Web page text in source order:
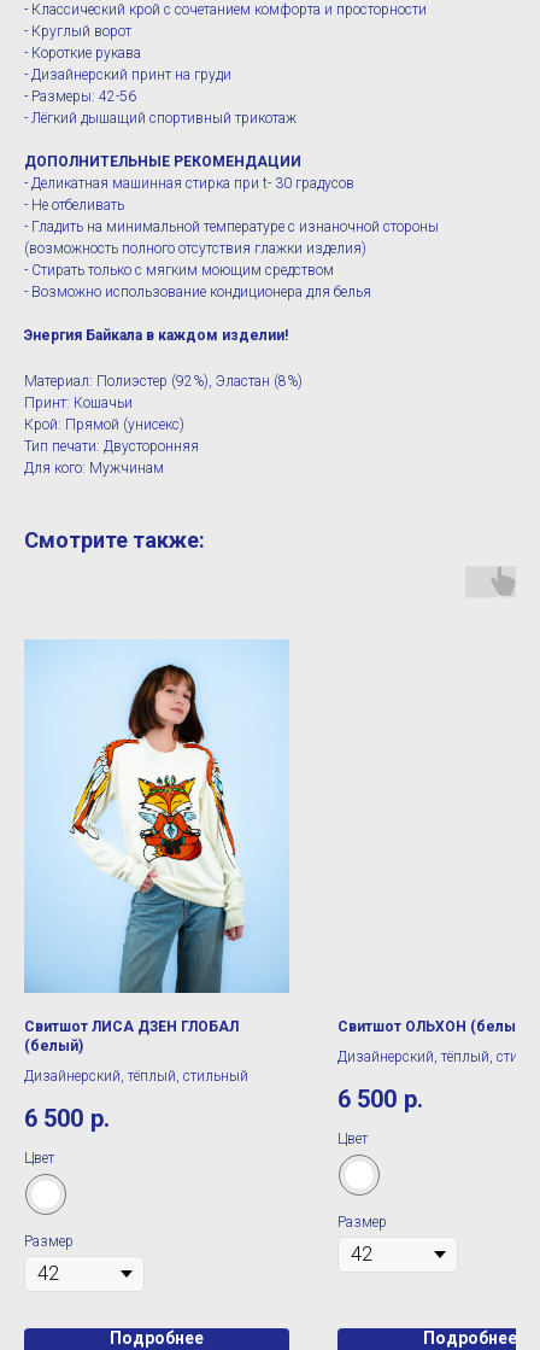
- Классический крой с сочетанием комфорта и просторности
- Круглый ворот
- Короткие рукава
- Дизайнерский принт на груди
- Размеры: 42-56
- Лёгкий дышащий спортивный трикотаж
ДОПОЛНИТЕЛЬНЫЕ РЕКОМЕНДАЦИИ
- Деликатная машинная стирка при t- 30 градусов
- Не отбеливать
- Гладить на минимальной температуре с изнаночной стороны
(возможность полного отсутствия глажки изделия)
- Стирать только с мягким моющим средством
- Возможно использование кондиционера для белья
Энергия Байкала в каждом изделии!
Материал: Полиэстер (92%), Эластан (8%)
Принт: Кошачьи
Крой: Прямой (унисекс)
Тип печати: Двусторонняя
Для кого: Мужчинам
Смотрите также:
Свитшот ЛИСА ДЗЕН ГЛОБАЛ
(белый)
Дизайнерский, тёплый, стильный
6 500 р.
Цвет
Размер
Подробнее
Свитшот ОЛЬХОН (белый)
Дизайнерский, тёплый,
6 500 р.
Цвет
Размер
Подробнее